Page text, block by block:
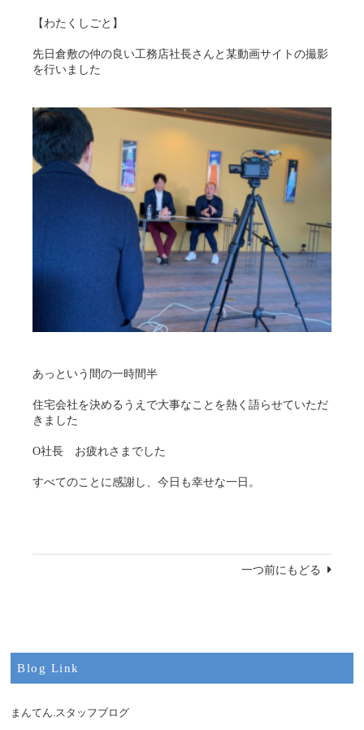
Blog Link
まんてん.スタッフブログ
【わたくしごと】
先日倉敷の仲の良い工務店社長さんと某動画サイトの撮影
を行いました
あっという間の一時間半
住宅会社を決めるうえで大事なことを熱く語らせていただ
きました
O社長 お疲れさまでした
すべてのことに感謝し、今日も幸せな一日。
一つ前にもどる